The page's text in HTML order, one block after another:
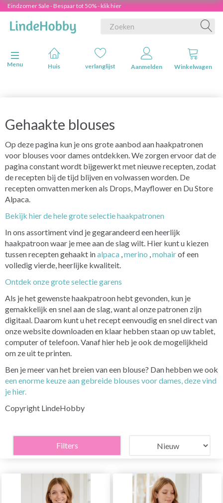
Eindzomer Sale - Bespaar tot 50% - klik hier
Navigatie in-/uitschakelen
Menu
Huis verlanglijst Aanmelden Winkelwagen
Gehaakte blouses
Op deze pagina kun je ons grote aanbod aan haakpatronen
voor blouses voor dames ontdekken. We zorgen ervoor dat de
pagina constant wordt bijgewerkt met nieuwe recepten, zodat
de recepten bij de tijd blijven en volwassen worden. De
recepten omvatten merken als Drops, Mayflower en Du Store
Alpaca.
Bekijk hier de hele grote selectie haakpatronen
In ons assortiment vind je gegarandeerd een heerlijk
haakpatroon waar je mee aan de slag wilt. Hier kunt u kiezen
tussen recepten gehaakt inalpaca ,merino ,mohairof een
volledig vierde, heerlijke kwaliteit.
Ontdek onze grote selectie garens
Als je het gewenste haakpatroon hebt gevonden, kun je
gemakkelijk en snel aan de slag, want al onze patronen zijn
digitaal. Daarom kunt u het recept eenvoudig en snel direct van
onze website downloaden en klaar hebben staan op uw tablet,
computer of telefoon. Vanaf hier heb je ook de mogelijkheid
om ze uit te printen.
Ben je meer van het breien van een blouse? Dan hebben we ook
een enorme keuze aan gebreide blouses voor dames, deze vind
je hier.
Copyright LindeHobby
Filters